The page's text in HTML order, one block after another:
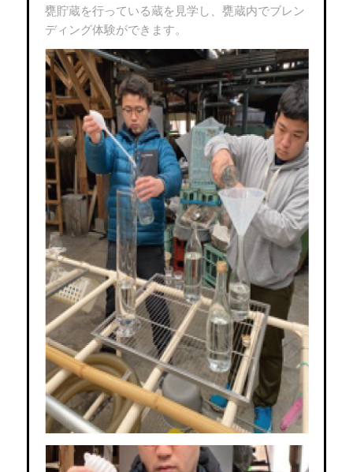
甕貯蔵を行っている蔵を見学し、甕蔵内でブレン
ディング体験ができます。